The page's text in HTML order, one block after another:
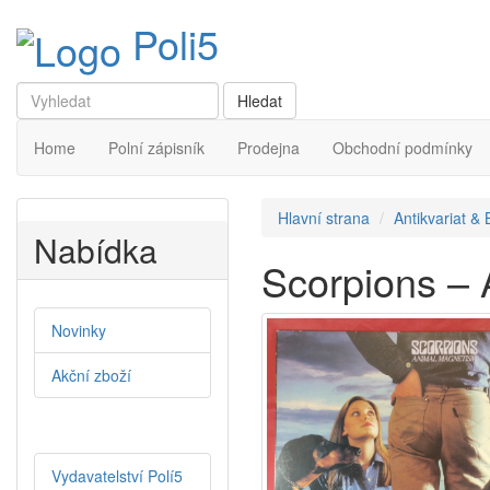
Poli5
Home Polní zápisník Prodejna Obchodní podmínky
Hlavní strana Antikvariat &
Scorpions –
Nabídka
Novinky
Akční zboží
Vydavatelství Polí5